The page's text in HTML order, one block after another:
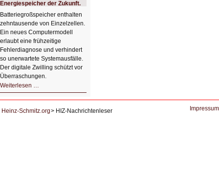
Lernunterstützung
von
Studierenden
Energiespeicher der Zukunft.
Batteriegroßspeicher enthalten
zehntausende von Einzelzellen.
Ein neues Computermodell
erlaubt eine frühzeitige
Fehlerdiagnose und verhindert
so unerwartete Systemausfälle.
Der digitale Zwilling schützt vor
Überraschungen.
Weiterlesen …
für
Zukunft.
Heinz-Schmitz.org HIZ-Nachrichtenleser Impressum